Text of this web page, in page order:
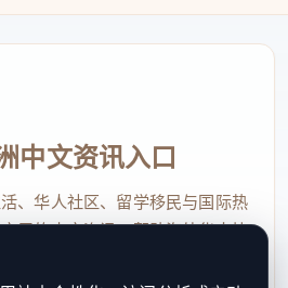
中文资讯入口
、华人社区、留学移民与国际热
用的中文资讯，帮助海外华人快